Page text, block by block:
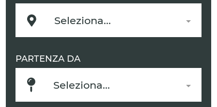
Seleziona...
PARTENZA DA
Seleziona...